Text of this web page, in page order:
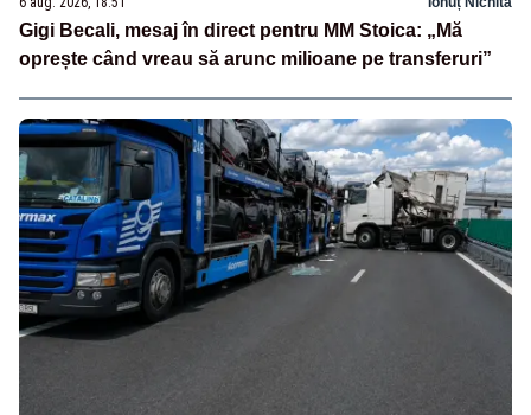
Gigi Becali, mesaj în direct pentru MM Stoica: „Mă
oprește când vreau să arunc milioane pe transferuri”